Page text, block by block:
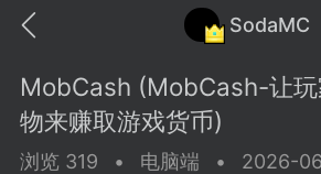
SodaMC
MobCash (MobCash-让玩
物来赚取游戏货币)
浏览 319 • 电脑端 • 2026-